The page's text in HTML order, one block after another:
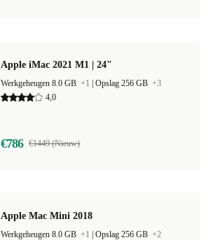
Apple iMac 2021 M1 | 24"
Werkgeheugen 8.0 GB +1 Opslag 256 GB +3
4,0
€786 €1449 (Nieuw)
Apple Mac Mini 2018
Werkgeheugen 8.0 GB +1 Opslag 256 GB +2